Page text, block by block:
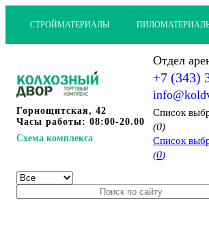
СТРОЙМАТЕРИАЛЫ
Горнощитская, 42
Часы работы: 08:00-20.00
Схема комплекса
Отдел
+7 (343)
Cписок
(0)
Cписок
(0)